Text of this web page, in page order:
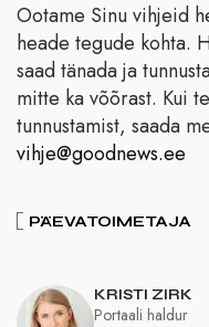
Ootame Sinu vihjeid
heade tegude kohta.
saad tänada ja
mitte ka võõrast. Kui
tunnustamist, saada
vihje@goodnews.ee
PÄEVATOIMETAJA
KRISTI ZIRK
Portaali haldur